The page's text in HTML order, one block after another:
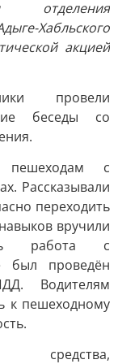
отделения
Хабльского
акцией
провели
беседы со
пешеходам с
Рассказывали
переходить
вручили
работа с
был проведён
Водителям
к пешеходному
средства,